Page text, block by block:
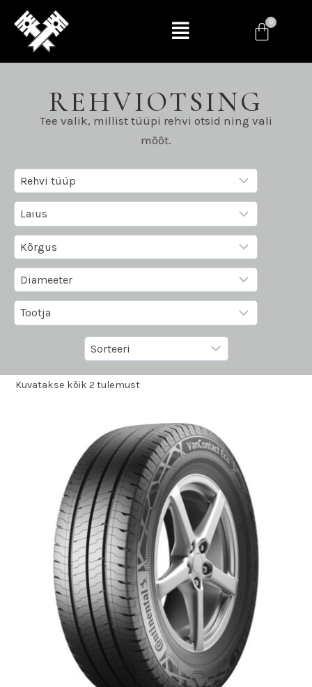
REHVIOTSING
Tee valik, millist tüüpi rehvi otsid ning vali
mõõt.
Kuvatakse kõik 2 tulemust